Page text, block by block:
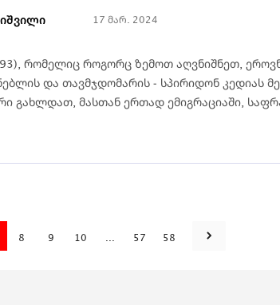
17 მარ. 2024
რომელიც როგორც ზემოთ აღვნიშნეთ,
და თავმჯდომარის - სპი­რი­დონ კე­დიას
გახლდათ, მას­თან ერ­თად ემიგ­­რა­ციაში,
8 9 10 ... 57 58